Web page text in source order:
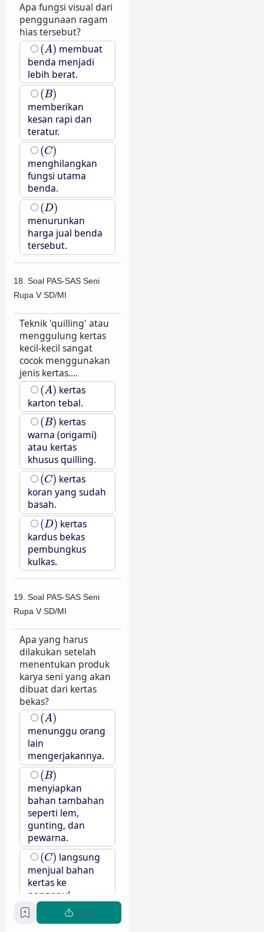
Apa fungsi visual dari
penggunaan ragam
hias tersebut?
(A)
(A) membuat
benda menjadi
lebih berat.
(B)
(B)
memberikan
kesan rapi dan
teratur.
(C)
(C)
menghilangkan
fungsi utama
benda.
(D)
(D)
menurunkan
harga jual benda
tersebut.
18. Soal PAS-SAS Seni
Rupa V SD/MI
Teknik 'quilling' atau
menggulung kertas
kecil-kecil sangat
cocok menggunakan
jenis kertas....
(A)
(A) kertas
karton tebal.
(B)
(B) kertas
warna (origami)
atau kertas
khusus quilling.
(C)
(C) kertas
koran yang sudah
basah.
(D)
(D) kertas
kardus bekas
pembungkus
kulkas.
19. Soal PAS-SAS Seni
Rupa V SD/MI
Apa yang harus
dilakukan setelah
menentukan produk
karya seni yang akan
dibuat dari kertas
bekas?
(A)
(A)
menunggu orang
lain
mengerjakannya.
(B)
(B)
menyiapkan
bahan tambahan
seperti lem,
gunting, dan
pewarna.
(C)
(C) langsung
menjual bahan
kertas ke
pengepul.
membuang
Share